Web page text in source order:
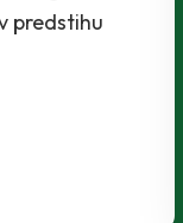
predstihu